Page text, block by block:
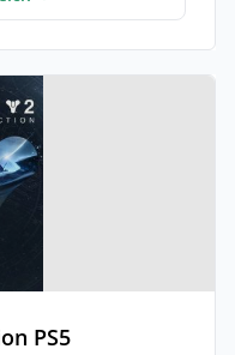
PS5